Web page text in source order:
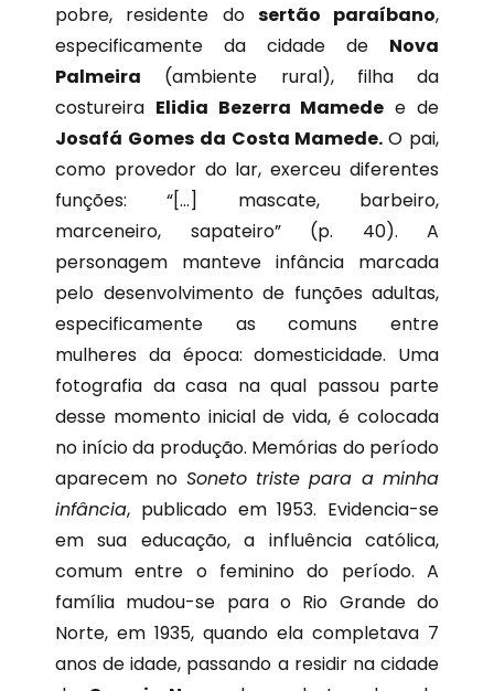
pobre, residente do sertão paraíbano,
especificamente da cidade de Nova
Palmeira (ambiente rural), filha da
costureira Elidia Bezerra Mamede e de
Josafá Gomes da Costa Mamede.O pai,
como provedor do lar, exerceu diferentes
funções: “[…] mascate, barbeiro,
marceneiro, sapateiro” (p. 40). A
personagem manteve infância marcada
pelo desenvolvimento de funções adultas,
especificamente as comuns entre
mulheres da época: domesticidade. Uma
fotografia da casa na qual passou parte
desse momento inicial de vida, é colocada
no início da produção. Memórias do período
aparecem no Soneto triste para a minha
infância, publicado em 1953. Evidencia-se
em sua educação, a influência católica,
comum entre o feminino do período. A
família mudou-se para o Rio Grande do
Norte, em 1935, quando ela completava 7
anos de idade, passando a residir na cidade